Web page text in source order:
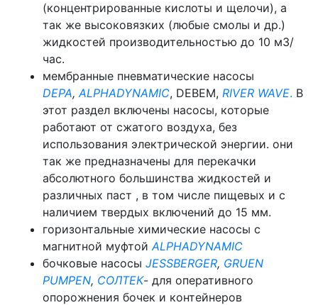
(концентрированные кислоты и щелочи), а
так же высоковязких (любые смолы и др.)
жидкостей производительностью до 10 м3/
час.
мембранные пневматические насосы
DEPA,ALPHADYNAMIC, DEBEM, RIVER WAVE. В
этот раздел включены насосы, которые
работают от сжатого воздуха, без
использования электрической энергии. они
так же предназначены для перекачки
абсолютного большинства жидкостей и
различных паст , в том числе пищевых и с
наличием твердых включений до 15 мм.
горизонтальные химические насосы с
магнитной муфтойALPHADYNAMIC
бочковые насосы JESSBERGER, GRUEN
PUMPEN, СОЛТЕК- для оперативного
опорожнения бочек и контейнеров